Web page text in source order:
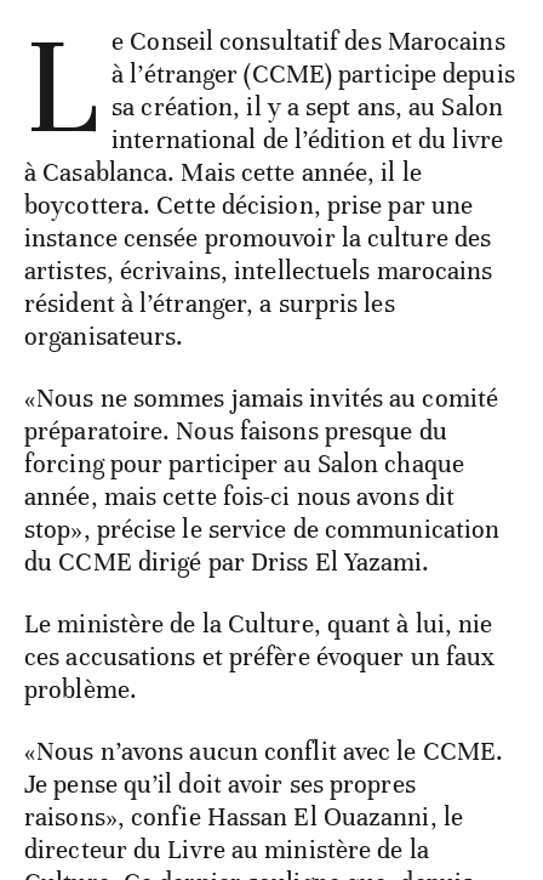
L e Conseil consultatif des Marocains
à l’étranger (CCME) participe depuis
sa création, il y a sept ans, au Salon
international de l’édition et du livre
à Casablanca. Mais cette année, il le
boycottera. Cette décision, prise par une
instance censée promouvoir la culture des
artistes, écrivains, intellectuels marocains
résident à l’étranger, a surpris les
organisateurs.
«Nous ne sommes jamais invités au comité
préparatoire. Nous faisons presque du
forcing pour participer au Salon chaque
année, mais cette fois-ci nous avons dit
stop», précise le service de communication
du CCME dirigé par Driss El Yazami.
Le ministère de la Culture, quant à lui, nie
ces accusations et préfère évoquer un faux
problème.
«Nous n’avons aucun conflit avec le CCME.
Je pense qu’il doit avoir ses propres
raisons», confie Hassan El Ouazanni, le
directeur du Livre au ministère de la